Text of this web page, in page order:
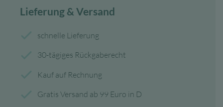
Lieferung & Versand
schnelle Lieferung
30-tägiges Rückgaberecht
Kauf auf Rechnung
Gratis Versand ab 99 Euro in D